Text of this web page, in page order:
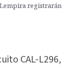
Lempira registrarán
CAL-L296,